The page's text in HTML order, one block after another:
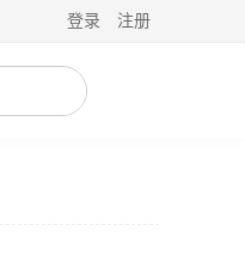
登录 注册